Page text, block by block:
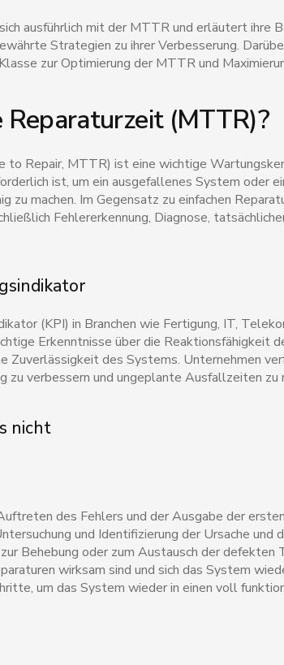
ausführlich mit der MTTR und erläutert ihre
Strategien zu ihrer Verbesserung.
zur Optimierung der MTTR und
(MTTR)?
Repair, MTTR) ist eine wichtige
ist, um ein ausgefallenes System oder
zu machen. Im Gegensatz zu einfachen
Fehlererkennung, Diagnose,
(KPI) in Branchen wie Fertigung, IT,
Erkenntnisse über die Reaktionsfähigkeit
Zuverlässigkeit des Systems. Unternehmen
zu verbessern und ungeplante Ausfallzeiten zu
nicht
des Fehlers und der Ausgabe der
und Identifizierung der Ursache und
Behebung oder zum Austausch der defekten
wirksam sind und sich das System
um das System wieder in einen voll